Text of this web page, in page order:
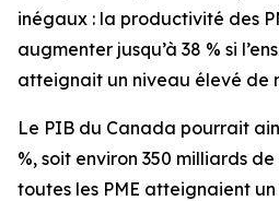
inégaux : la productivité des
augmenter jusqu’à 38 % si
atteignait un niveau élevé de
Le PIB du Canada pourrait
%, soit environ 350 milliards
toutes les PME atteignaient